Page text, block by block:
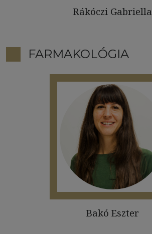
Rákóczi Gabriella
FARMAKOLÓGIA
Bakó Eszter